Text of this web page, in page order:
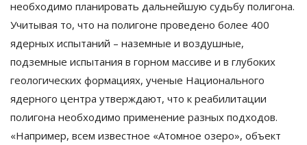
необходимо планировать дальнейшую судьбу полигона.
Учитывая то, что на полигоне проведено более 400
ядерных испытаний – наземные и воздушные,
подземные испытания в горном массиве и в глубоких
геологических формациях, ученые Национального
ядерного центра утверждают, что к реабилитации
полигона необходимо применение разных подходов.
«Например, всем известное «Атомное озеро», объект